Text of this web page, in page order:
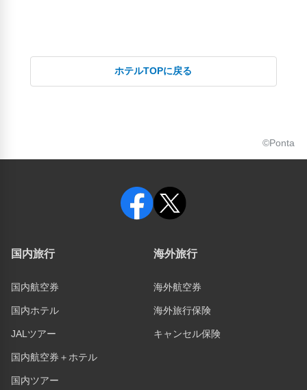
ホテルTOPに戻る
©Ponta
国内旅行
国内航空券
国内ホテル
JALツアー
国内航空券＋ホテル
国内ツアー
海外旅行
海外航空券
海外旅行保険
キャンセル保険